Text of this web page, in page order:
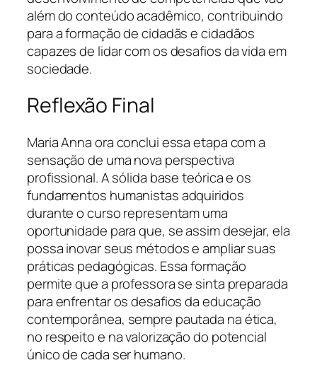
além do conteúdo acadêmico, contribuindo
para a formação de cidadãs e cidadãos
capazes de lidar com os desafios da vida em
sociedade.
Reflexão Final
Maria Anna ora conclui essa etapa com a
sensação de uma nova perspectiva
profissional. A sólida base teórica e os
fundamentos humanistas adquiridos
durante o curso representam uma
oportunidade para que, se assim desejar, ela
possa inovar seus métodos e ampliar suas
práticas pedagógicas. Essa formação
permite que a professora se sinta preparada
para enfrentar os desafios da educação
contemporânea, sempre pautada na ética,
no respeito e na valorização do potencial
único de cada ser humano.